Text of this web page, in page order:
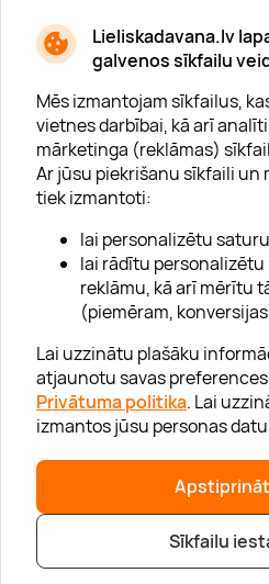
Lieliskadavana.lv
galvenos sīkfailu
Mēs izmantojam sīkfailus,
vietnes darbībai, kā arī
mārketinga (reklāmas)
Ar jūsu piekrišanu sīkfaili
tiek izmantoti:
lai personalizētu
lai rādītu
reklāmu, kā arī mērītu
(piemēram,
Lai uzzinātu plašāku
atjaunotu savas
Privātuma politika. Lai
izmantos jūsu personas
Sīkfailu
* Esmu iepazinies/usies ar
Par "Lieliska dāvana"
Uzņēmumiem
Palīdzība
“GERA DOVANA” GRUPA
|